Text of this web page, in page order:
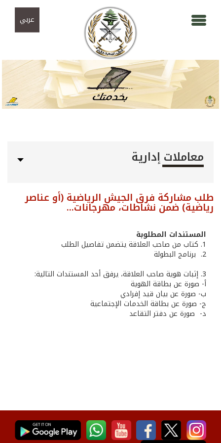
عربي
معاملات إدارية
طلب مشاركة فرق الجيش الرياضية (أو عناصر
رياضية) ضمن نشاطات، مهرجانات...
المستندات المطلوبة
1. كتاب من صاحب العلاقة يتضمن تفاصيل الطلب
2. برنامج البطولة
3. إثبات هوية صاحب العلاقة، يرفق أحد المستندات التالية:
أ- صورة عن بطاقة الهوية
ب‌- صورة عن بيان قيد إفرادي
ج- صورة عن بطاقة الخدمات الإجتماعية
‌د- صورة عن دفتر التقاعد